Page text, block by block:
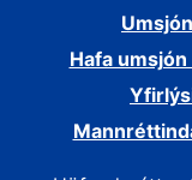
Hafa